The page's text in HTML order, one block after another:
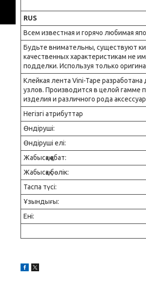
RUS
Всем известная и горячо любимая
Будьте внимательны, существуют
качественных характеристикам не
подделки. Используя только
Клейкая лента Vini-Tape
узлов. Производится в целой
изделия и различного рода
Негізгі атрибуттар
Өндіруші:
Өндіруші елі:
Жабысқақ қабат:
Жабысқақ бөлік:
Таспа түсі:
Ұзындығы:
Ені: